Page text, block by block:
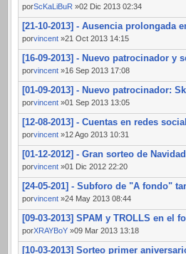
porScKaLiBuR »02 Dic 2013 02:34
[21-10-2013] - Ausencia prolongada
porvincent »21 Oct 2013 14:15
[16-09-2013] - Nuevo patrocinador y
porvincent »16 Sep 2013 17:08
[01-09-2013] - Nuevo patrocinador:
porvincent »01 Sep 2013 13:05
[12-08-2013] - Cuentas en redes
porvincent »12 Ago 2013 10:31
[01-12-2012] - Gran sorteo de Navidad
porvincent »01 Dic 2012 22:20
[24-05-201] - Subforo de "A fondo"
porvincent »24 May 2013 08:44
[09-03-2013] SPAM y TROLLS en el
porXRAYBoY »09 Mar 2013 13:18
[10-03-2013] Sorteo primer